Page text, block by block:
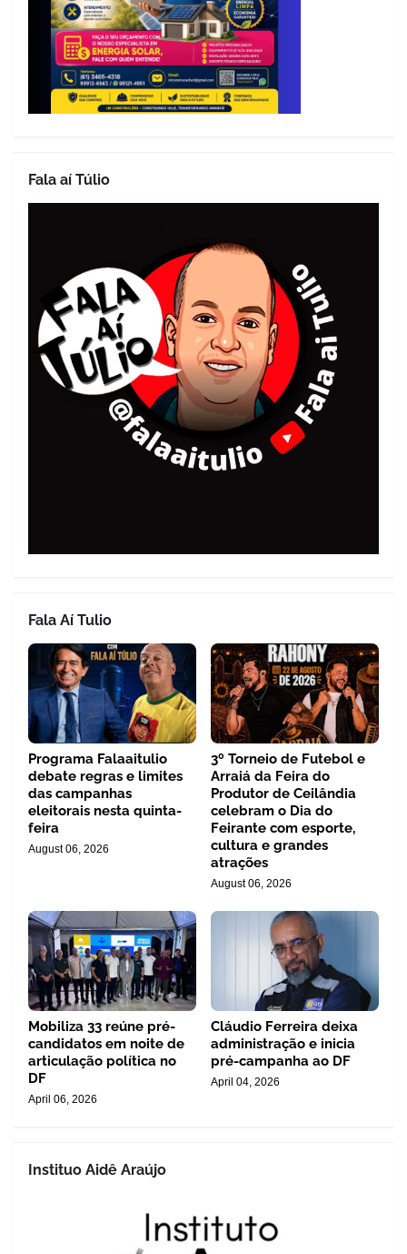
Fala aí Túlio
Fala Aí Tulio
Programa Falaaitulio
debate regras e limites
das campanhas
eleitorais nesta quinta-
feira
August 06, 2026
3º Torneio de Futebol e
Arraiá da Feira do
Produtor de Ceilândia
celebram o Dia do
Feirante com esporte,
cultura e grandes
atrações
August 06, 2026
Mobiliza 33 reúne pré-
candidatos em noite de
articulação política no
DF
April 06, 2026
Cláudio Ferreira deixa
administração e inicia
pré-campanha ao DF
April 04, 2026
Instituo Aidê Araújo